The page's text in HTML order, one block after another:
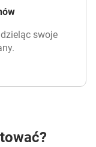
swoje